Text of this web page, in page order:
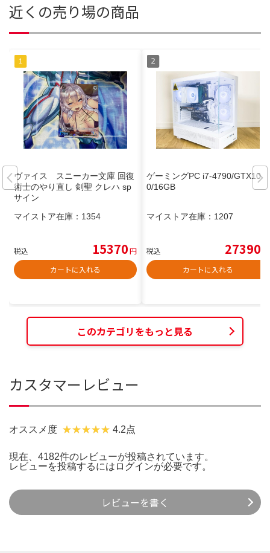
近くの売り場の商品
ヴァイス スニーカー文庫 回復
術士のやり直し 剣聖 クレハ sp
サイン
マイストア在庫： 1354
税込 15370円
カートに入れる
ゲーミングPC i7-4790/GTX106
0/16GB
マイストア在庫： 1207
税込 27390
カートに入れる
このカテゴリをもっと見る
カスタマーレビュー
オススメ度 4.2点
現在、4182件のレビューが投稿されています。
レビューを投稿するには ログインが必要です。
レビューを書く